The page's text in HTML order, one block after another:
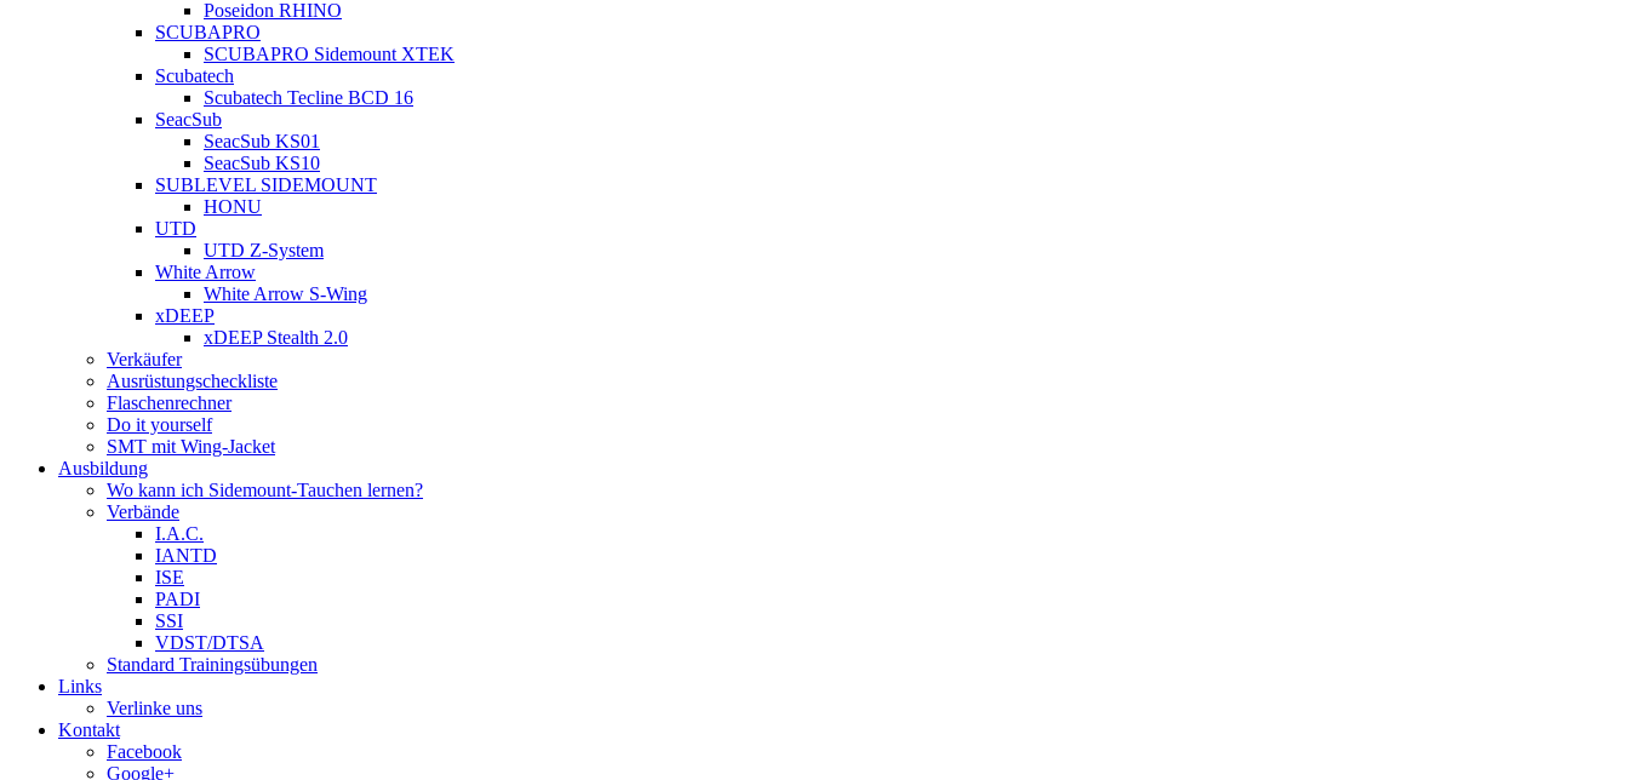
Poseidon RHINO
SCUBAPRO
SCUBAPRO Sidemount XTEK
Scubatech
Scubatech Tecline BCD 16
SeacSub
SeacSub KS01
SeacSub KS10
SUBLEVEL SIDEMOUNT
HONU
UTD
UTD Z-System
White Arrow
White Arrow S-Wing
xDEEP
xDEEP Stealth 2.0
Verkäufer
Ausrüstungscheckliste
Flaschenrechner
Do it yourself
SMT mit Wing-Jacket
Ausbildung
Wo kann ich Sidemount-Tauchen lernen?
Verbände
I.A.C.
IANTD
ISE
PADI
SSI
VDST/DTSA
Standard Trainingsübungen
Links
Verlinke uns
Kontakt
Facebook
Google+